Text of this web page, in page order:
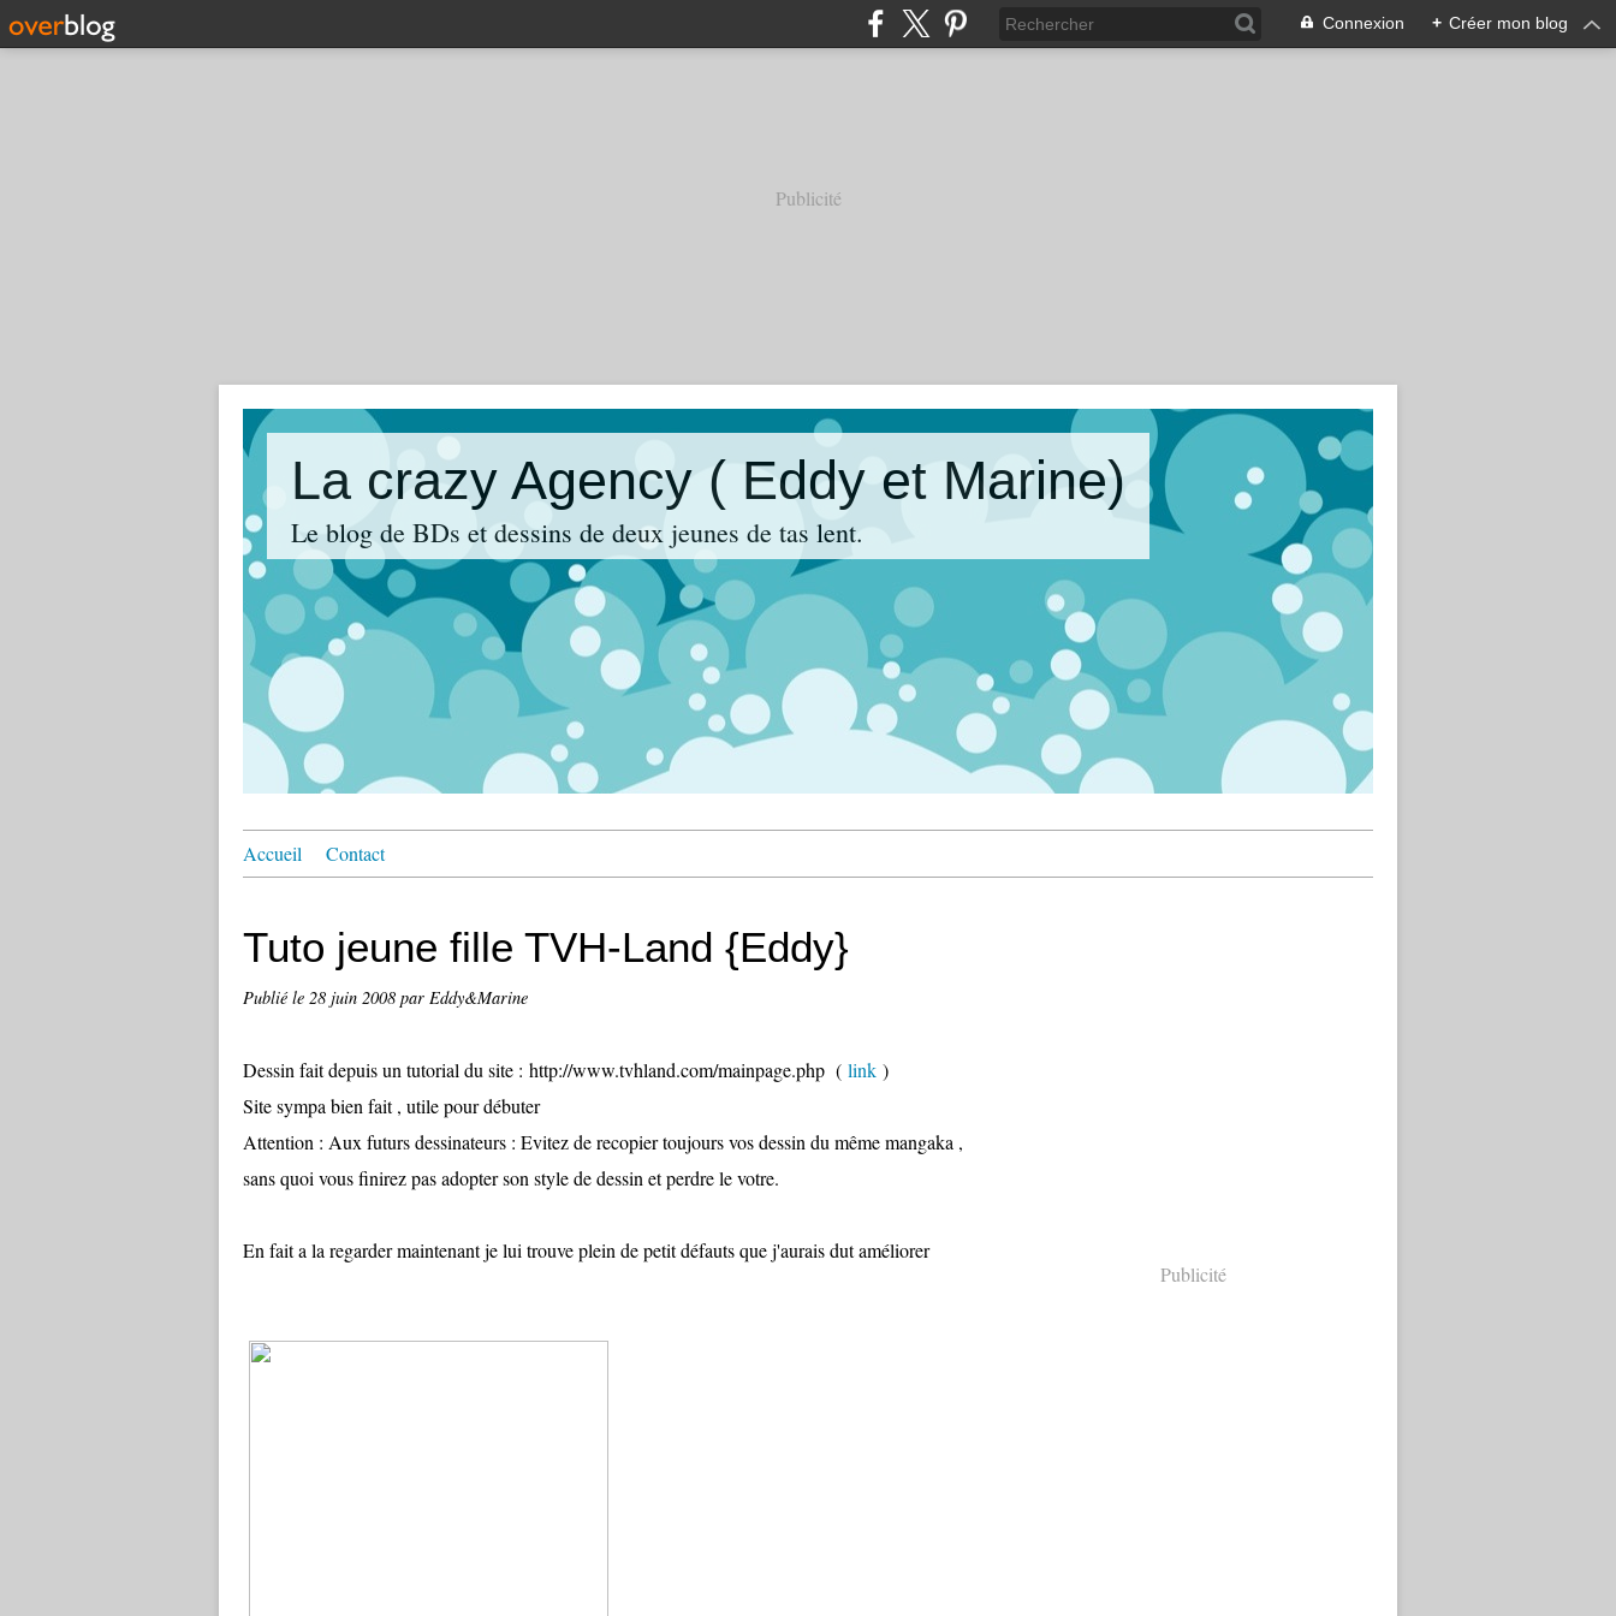
Connexion + Créer mon blog
Publicité
La crazy Agency ( Eddy et Marine)
Le blog de BDs et dessins de deux jeunes de tas lent.
Accueil Contact
Tuto jeune fille TVH-Land {Eddy}
Publié le 28 juin 2008 par Eddy&Marine
Dessin fait depuis un tutorial du site : http://www.tvhland.com/mainpage.php ( link )
Site sympa bien fait , utile pour débuter
Attention : Aux futurs dessinateurs : Evitez de recopier toujours vos dessin du même mangaka ,
sans quoi vous finirez pas adopter son style de dessin et perdre le votre.
En fait a la regarder maintenant je lui trouve plein de petit défauts que j'aurais dut améliorer
Publicité